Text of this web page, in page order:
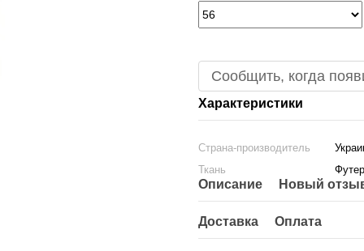
Сообщить, когда
Характеристики
Страна-производитель
Ткань
Футер
Описание Новый
Доставка Оплата